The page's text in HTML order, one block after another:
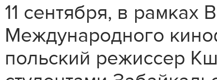
11 сентября, в рамках
Международного
польский режиссер